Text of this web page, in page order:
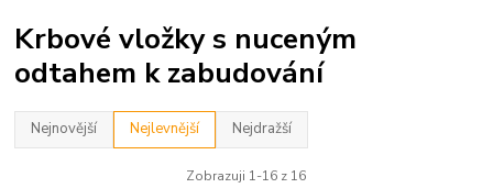
Krbové vložky s nuceným
odtahem k zabudování
Nejnovější Nejlevnější Nejdražší
Zobrazuji 1-16 z 16